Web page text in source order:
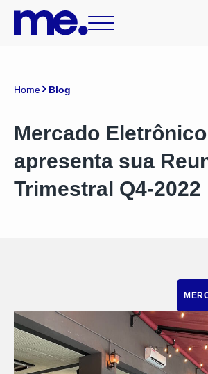
Home Blog
Mercado Eletrônico
apresenta sua
Trimestral Q4-2022